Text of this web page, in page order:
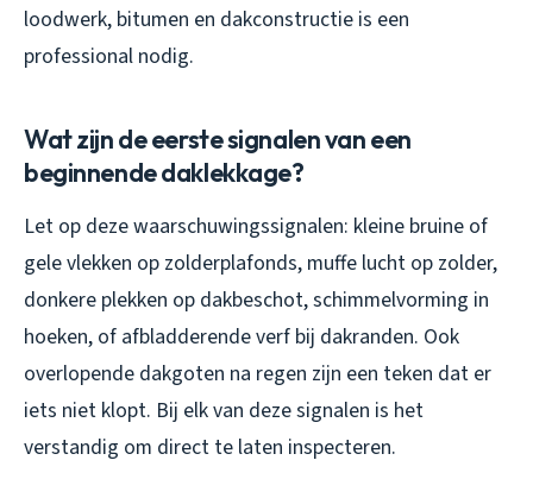
loodwerk, bitumen en dakconstructie is een
professional nodig.
Wat zijn de eerste signalen van een
beginnende daklekkage?
Let op deze waarschuwingssignalen: kleine bruine of
gele vlekken op zolderplafonds, muffe lucht op zolder,
donkere plekken op dakbeschot, schimmelvorming in
hoeken, of afbladderende verf bij dakranden. Ook
overlopende dakgoten na regen zijn een teken dat er
iets niet klopt. Bij elk van deze signalen is het
verstandig om direct te laten inspecteren.